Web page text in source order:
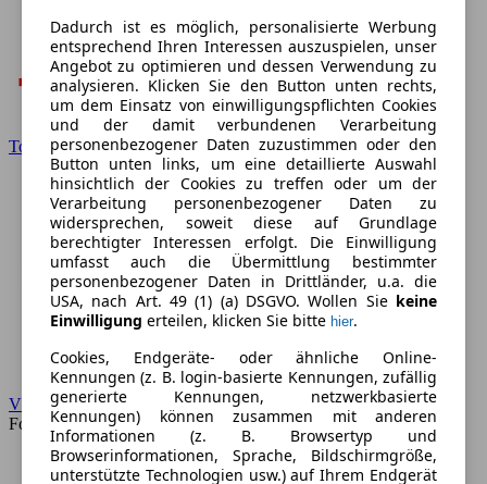
Toyota
VW
Forum
Dadurch ist es möglich, personalisierte Werbung
entsprechend Ihren Interessen auszuspielen, unser
Angebot zu optimieren und dessen Verwendung zu
analysieren. Klicken Sie den Button unten rechts,
um dem Einsatz von einwilligungspflichten Cookies
und der damit verbundenen Verarbeitung
personenbezogener Daten zuzustimmen oder den
Button unten links, um eine detaillierte Auswahl
hinsichtlich der Cookies zu treffen oder um der
Verarbeitung personenbezogener Daten zu
widersprechen, soweit diese auf Grundlage
berechtigter Interessen erfolgt. Die Einwilligung
umfasst auch die Übermittlung bestimmter
personenbezogener Daten in Drittländer, u.a. die
USA, nach Art. 49 (1) (a) DSGVO. Wollen Sie keine
Einwilligung erteilen, klicken Sie bitte hier.
Cookies, Endgeräte- oder ähnliche Online-
Kennungen (z. B. login-basierte Kennungen, zufällig
generierte Kennungen, netzwerkbasierte
Kennungen) können zusammen mit anderen
Informationen (z. B. Browsertyp und
Browserinformationen, Sprache, Bildschirmgröße,
unterstützte Technologien usw.) auf Ihrem Endgerät